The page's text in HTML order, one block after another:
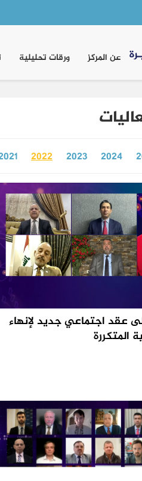
عن المركز ورقات تحليلية
2024
2023
2022
عقد اجتماعي جديد لإنهاء
المتكررة